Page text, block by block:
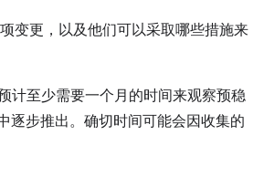
变更，以及他们可以采取哪些措施来
计至少需要一个月的时间来观察预稳
逐步推出。确切时间可能会因收集的